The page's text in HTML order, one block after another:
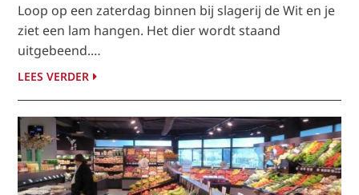
Loop op een zaterdag binnen bij slagerij de Wit en je
ziet een lam hangen. Het dier wordt staand
uitgebeend.…
LEES VERDER